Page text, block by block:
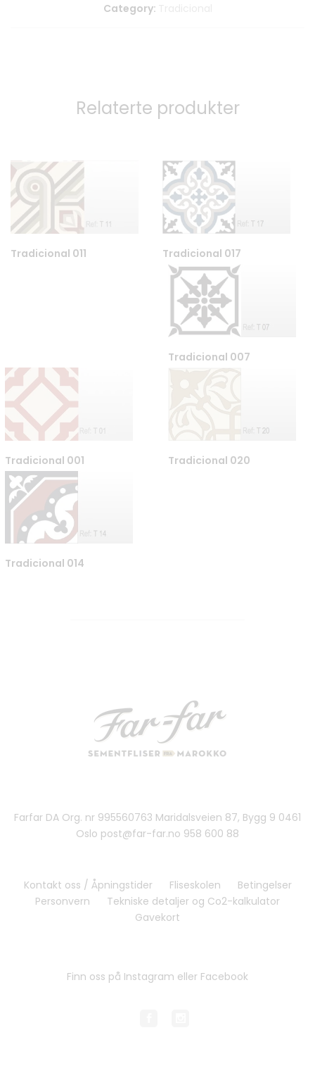
Category:
Relaterte produkter
Tradicional 011 Tradicional 017
Tradicional 007
Tradicional 001 Tradicional 020
Tradicional 014
Farfar DA Org. nr 995560763 Maridalsveien 87, Bygg 9 0461
Oslo post@far-far.no 958 600 88
Kontakt oss / Åpningstider Fliseskolen
Betingelser
Personvern
Tekniske detaljer og Co2-kalkulator
Gavekort
Finn oss på Instagram eller Facebook